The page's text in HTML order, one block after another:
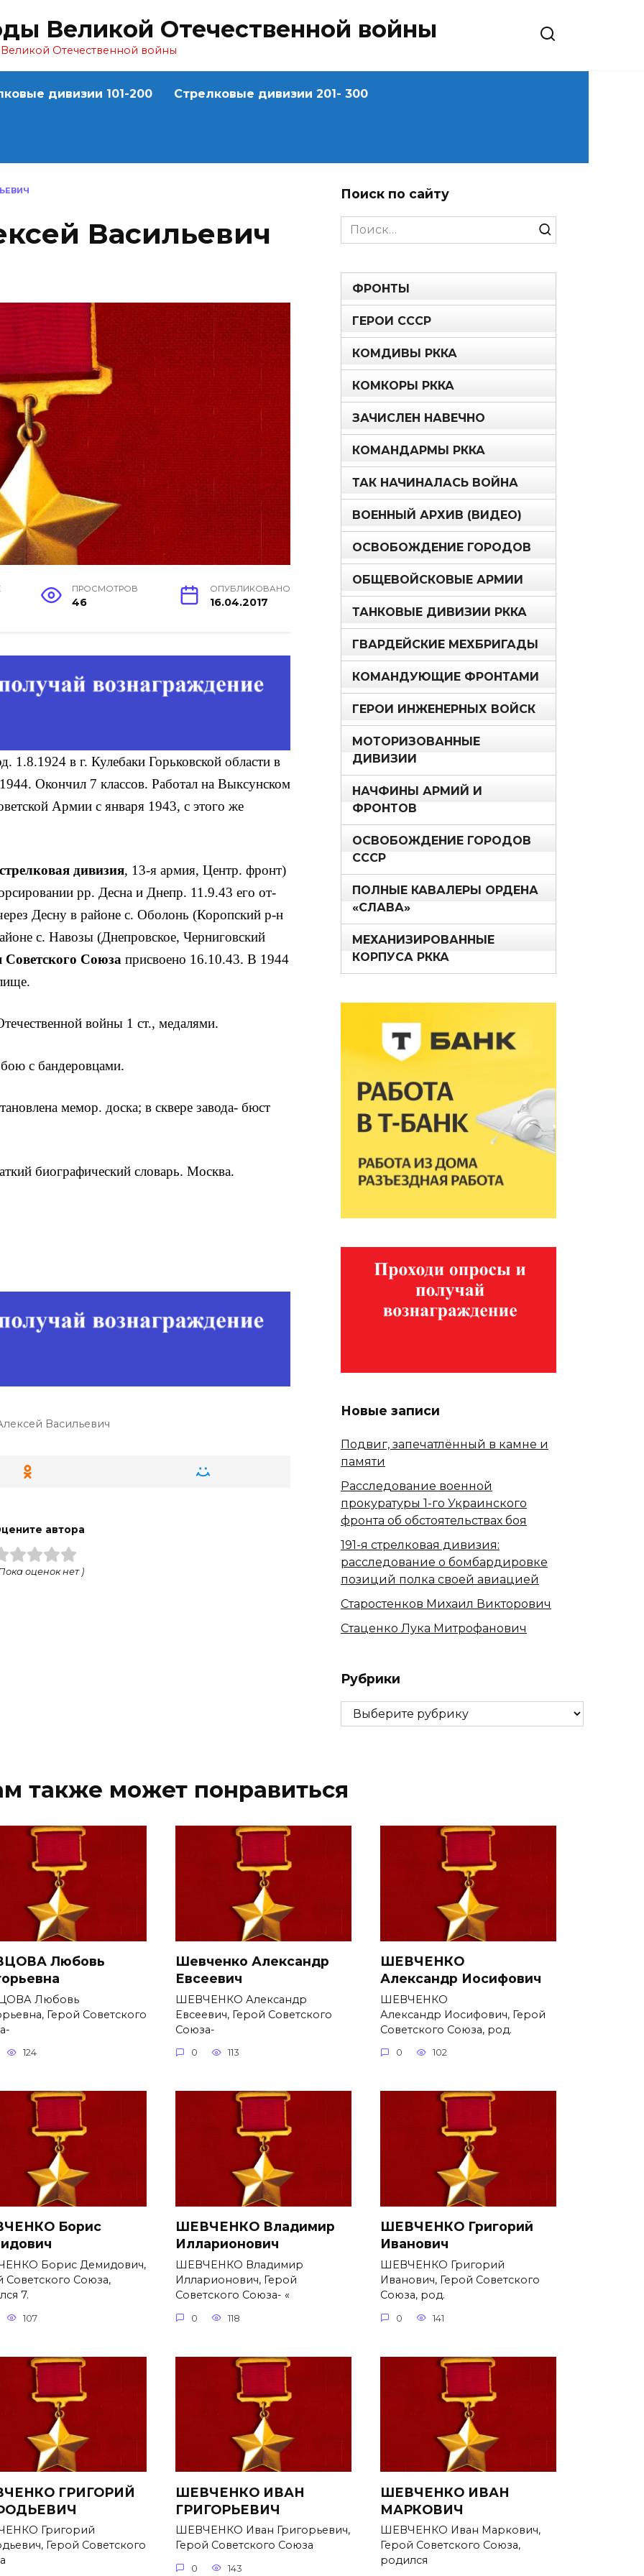
Великой Отечественной войны
Отечественной войны
дивизии 101-200 Стрелковые дивизии 201- 300
Васильевич
ПРОСМОТРОВ
46
ОПУБЛИКОВАНО
16.04.2017
1.8.1924 в г. Кулебаки Горьковской области в
Окончил 7 классов. Рабо­тал на Выксунском
Армии с января 1943, с этого же
дивизия, 13-я армия, Центр. фронт)
рр. Десна и Днепр. 11.9.43 его от­
Десну в районе с. Оболонь (Коропский р-н
с. Навозы (Днепровское, Черниговский
Советского Союза присвоено 16.10.43. В 1944
войны 1 ст., медалями.
с бандеровцами.
мемор. доска; в сквере завода- бюст
биографический словарь. Москва.
Васильевич
автора
оценок нет )
Поиск по сайту
Search
for:
ФРОНТЫ
ГЕРОИ СССР
КОМДИВЫ РККА
КОМКОРЫ РККА
ЗАЧИСЛЕН НАВЕЧНО
КОМАНДАРМЫ РККА
ТАК НАЧИНАЛАСЬ ВОЙНА
ВОЕННЫЙ АРХИВ (ВИДЕО)
ОСВОБОЖДЕНИЕ ГОРОДОВ
ОБЩЕВОЙСКОВЫЕ АРМИИ
ТАНКОВЫЕ ДИВИЗИИ РККА
ГВАРДЕЙСКИЕ МЕХБРИГАДЫ
КОМАНДУЮЩИЕ ФРОНТАМИ
ГЕРОИ ИНЖЕНЕРНЫХ ВОЙСК
МОТОРИЗОВАННЫЕ
ДИВИЗИИ
НАЧФИНЫ АРМИЙ И
ФРОНТОВ
ОСВОБОЖДЕНИЕ ГОРОДОВ
СССР
ПОЛНЫЕ КАВАЛЕРЫ ОРДЕНА
«СЛАВА»
МЕХАНИЗИРОВАННЫЕ
КОРПУСА РККА
Новые записи
Подвиг, запечатлённый в камне и
памяти
Расследование военной
прокуратуры 1-го Украинского
фронта об обстоятельствах боя
191-я стрелковая дивизия:
расследование о бомбардировке
позиций полка своей авиацией
Старостенков Михаил Викторович
Стаценко Лука Митрофанович
Рубрики
Рубрики
также может понравиться
Любовь
Любовь
Герой Советского
124
Шевченко Александр
Евсеевич
ШЕВЧЕНКО Александр
Евсеевич, Герой Советского
Союза-
0 113
ШЕВЧЕНКО
Александр Иосифович
ШЕВЧЕНКО
Александр Иосифович, Герой
Советского Союза, род.
0 102
Борис
Борис Демидович,
Советского Союза,
7.
107
ШЕВЧЕНКО Владимир
Илларионович
ШЕВЧЕНКО Владимир
Илларионович, Герой
Советского Союза- «
0 118
ШЕВЧЕНКО Григорий
Иванович
ШЕВЧЕНКО Григорий
Иванович, Герой Советского
Союза, род.
0 141
ГРИГОРИЙ
Григорий
Герой Советского
ШЕВЧЕНКО ИВАН
ГРИГОРЬЕВИЧ
ШЕВЧЕНКО Иван Григорьевич,
Герой Советского Союза
0 143
ШЕВЧЕНКО ИВАН
МАРКОВИЧ
ШЕВЧЕНКО Иван Маркович,
Герой Советского Союза,
родился